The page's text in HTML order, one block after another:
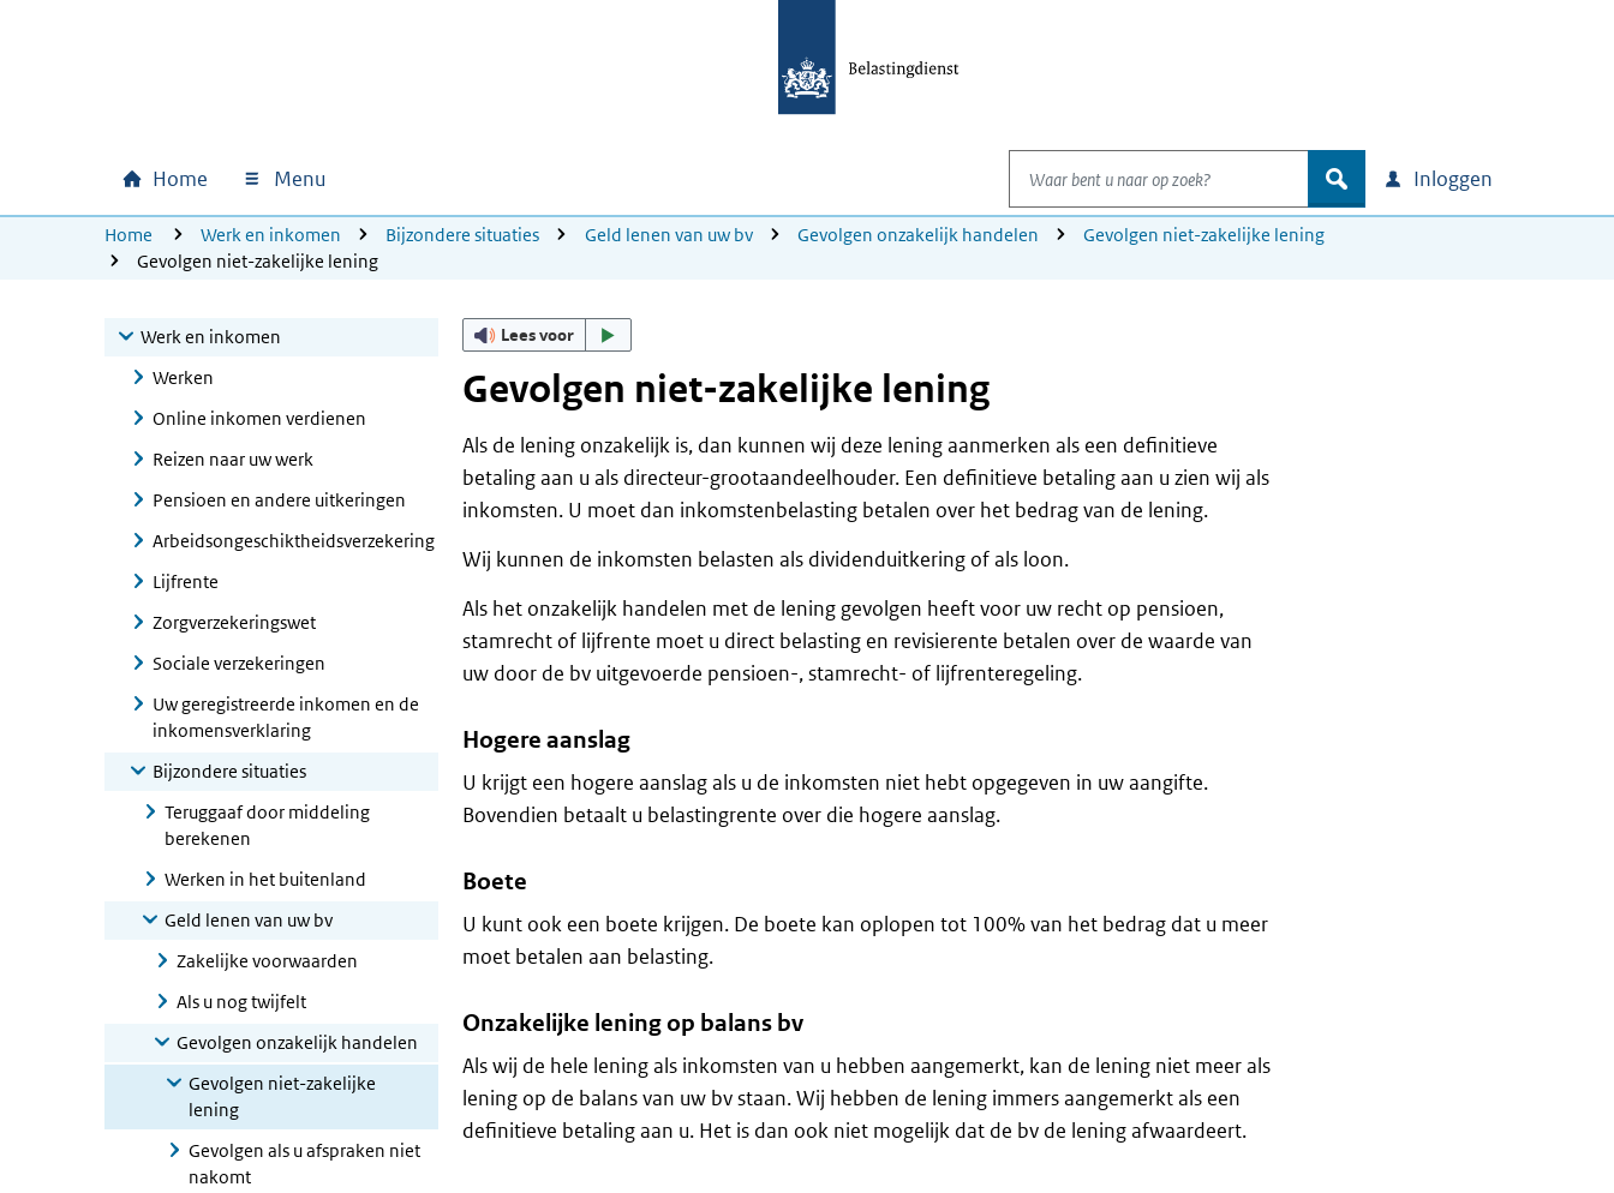
Hoofdnavigatie
Home Menu
Waar bent u naar op zoek?
zoek Inloggen
U bevindt zich hier:
Home Werk en inkomen Bijzondere situaties Geld lenen van uw bv Gevolgen onzakelijk handelen
Gevolgen niet-zakelijke lening
Gevolgen niet-zakelijke lening
Werk en inkomen
Werken
Online inkomen verdienen
Reizen naar uw werk
Pensioen en andere uitkeringen
Arbeidsongeschiktheidsverzekering
Lijfrente
Zorgverzekeringswet
Sociale verzekeringen
Uw geregistreerde inkomen en de
inkomensverklaring
Bijzondere situaties
Teruggaaf door middeling
berekenen
Werken in het buitenland
Geld lenen van uw bv
Zakelijke voorwaarden
Als u nog twijfelt
Gevolgen onzakelijk handelen
Gevolgen niet-zakelijke
lening
Gevolgen als u afspraken niet
nakomt
Lees voor
Gevolgen niet-zakelijke lening
Als de lening onzakelijk is, dan kunnen wij deze lening aanmerken als een definitieve
betaling aan u als directeur-grootaandeelhouder. Een definitieve betaling aan u zien wij als
inkomsten. U moet dan inkomstenbelasting betalen over het bedrag van de lening.
Wij kunnen de inkomsten belasten als dividenduitkering of als loon.
Als het onzakelijk handelen met de lening gevolgen heeft voor uw recht op pensioen,
stamrecht of lijfrente moet u direct belasting en revisierente betalen over de waarde van
uw door de bv uitgevoerde pensioen-, stamrecht- of lijfrenteregeling.
Hogere aanslag
U krijgt een hogere aanslag als u de inkomsten niet hebt opgegeven in uw aangifte.
Bovendien betaalt u belastingrente over die hogere aanslag.
Boete
U kunt ook een boete krijgen. De boete kan oplopen tot 100% van het bedrag dat u meer
moet betalen aan belasting.
Onzakelijke lening op balans bv
Als wij de hele lening als inkomsten van u hebben aangemerkt, kan de lening niet meer als
lening op de balans van uw bv staan. Wij hebben de lening immers aangemerkt als een
definitieve betaling aan u. Het is dan ook niet mogelijk dat de bv de lening afwaardeert.